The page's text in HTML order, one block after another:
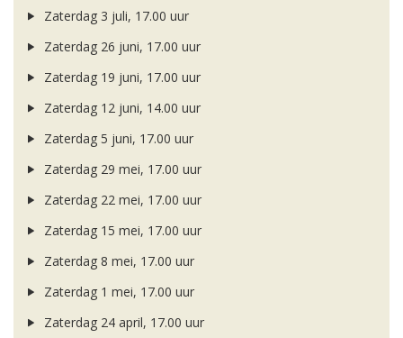
Zaterdag 3 juli, 17.00 uur
Zaterdag 26 juni, 17.00 uur
Zaterdag 19 juni, 17.00 uur
Zaterdag 12 juni, 14.00 uur
Zaterdag 5 juni, 17.00 uur
Zaterdag 29 mei, 17.00 uur
Zaterdag 22 mei, 17.00 uur
Zaterdag 15 mei, 17.00 uur
Zaterdag 8 mei, 17.00 uur
Zaterdag 1 mei, 17.00 uur
Zaterdag 24 april, 17.00 uur